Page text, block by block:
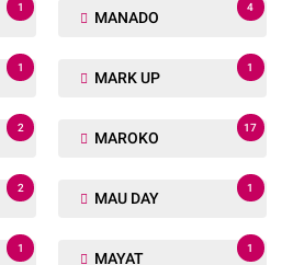
1
MANADO
4
1
MARK UP
1
2
MAROKO
17
2
MAU DAY
1
1
MAYAT
1